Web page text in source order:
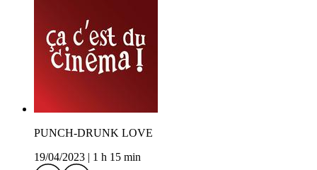
PUNCH-DRUNK LOVE
19/04/2023
1 h 15 min